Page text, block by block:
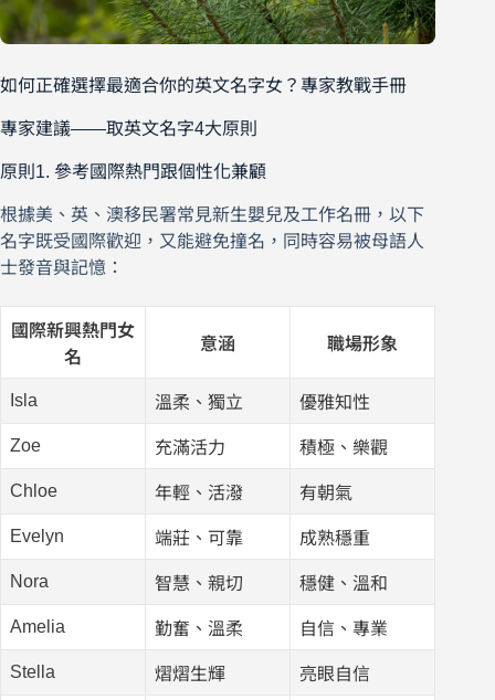
如何正確選擇最適合你的英文名字女？專家教戰手冊
專家建議——取英文名字4大原則
原則1. 參考國際熱門跟個性化兼顧
根據美、英、澳移民署常見新生嬰兒及工作名冊，以下
名字既受國際歡迎，又能避免撞名，同時容易被母語人
士發音與記憶：
國際新興熱門女
名
意涵 職場形象
Isla 溫柔、獨立 優雅知性
Zoe 充滿活力 積極、樂觀
Chloe 年輕、活潑 有朝氣
Evelyn 端莊、可靠 成熟穩重
Nora 智慧、親切 穩健、溫和
Amelia 勤奮、溫柔 自信、專業
Stella 熠熠生輝 亮眼自信